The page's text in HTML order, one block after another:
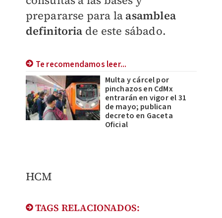
prepararse para la asamblea
definitoria de este sábado.
Te recomendamos leer...
Multa y cárcel por
pinchazos en CdMx
entrarán en vigor el 31
de mayo; publican
decreto en Gaceta
Oficial
HCM
TAGS RELACIONADOS: